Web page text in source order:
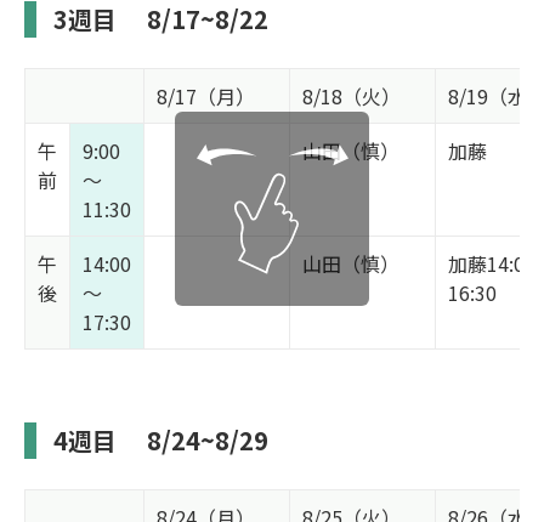
3週目 8/17~8/22
8/17（月） 8/18（火）
8/19（水
午
前
9:00
～
11:30
山田（慎） 加藤
午
後
14:00
～
17:30
山田（慎）
加藤14:00
16:30
4週目 8/24~8/29